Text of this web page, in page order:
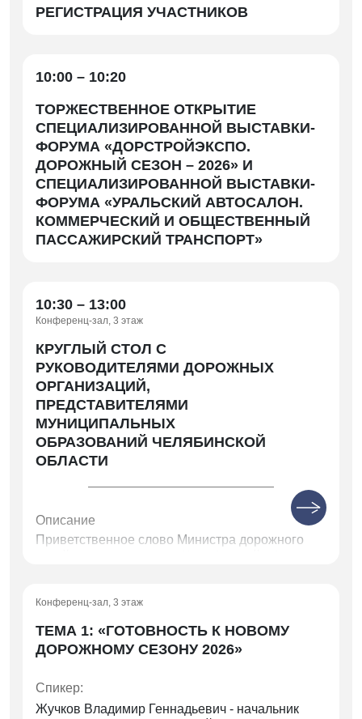
РЕГИСТРАЦИЯ УЧАСТНИКОВ
10:00 – 10:20
ТОРЖЕСТВЕННОЕ ОТКРЫТИЕ
СПЕЦИАЛИЗИРОВАННОЙ ВЫСТАВКИ-
ФОРУМА «ДОРСТРОЙЭКСПО.
ДОРОЖНЫЙ СЕЗОН – 2026» И
СПЕЦИАЛИЗИРОВАННОЙ ВЫСТАВКИ-
ФОРУМА «УРАЛЬСКИЙ АВТОСАЛОН.
КОММЕРЧЕСКИЙ И ОБЩЕСТВЕННЫЙ
ПАССАЖИРСКИЙ ТРАНСПОРТ»
10:30 – 13:00
Конференц-зал, 3 этаж
КРУГЛЫЙ СТОЛ С
РУКОВОДИТЕЛЯМИ ДОРОЖНЫХ
ОРГАНИЗАЦИЙ,
ПРЕДСТАВИТЕЛЯМИ
МУНИЦИПАЛЬНЫХ
ОБРАЗОВАНИЙ ЧЕЛЯБИНСКОЙ
ОБЛАСТИ
Описание
Приветственное слово Министра дорожного
Конференц-зал, 3 этаж
ТЕМА 1: «ГОТОВНОСТЬ К НОВОМУ
ДОРОЖНОМУ СЕЗОНУ 2026»
Спикер:
Жучков Владимир Геннадьевич - начальник